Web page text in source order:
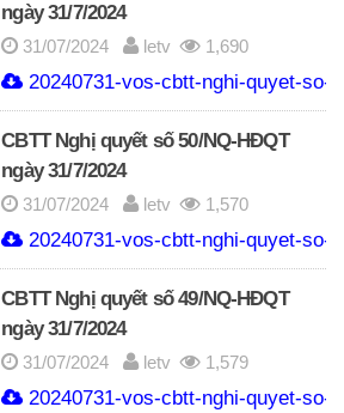
ngày 31/7/2024
31/07/2024 letv 1,690
20240731-vos-cbtt-nghi-quyet-so-
CBTT Nghị quyết số 50/NQ-HĐQT
ngày 31/7/2024
31/07/2024 letv 1,570
20240731-vos-cbtt-nghi-quyet-so-
CBTT Nghị quyết số 49/NQ-HĐQT
ngày 31/7/2024
31/07/2024 letv 1,579
20240731-vos-cbtt-nghi-quyet-so-